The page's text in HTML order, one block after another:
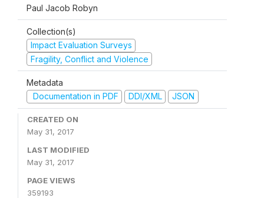
Paul Jacob Robyn
Collection(s)
Impact Evaluation Surveys
Fragility, Conflict and Violence
Metadata
Documentation in PDF
DDI/XML JSON
CREATED ON
May 31, 2017
LAST MODIFIED
May 31, 2017
PAGE VIEWS
359193